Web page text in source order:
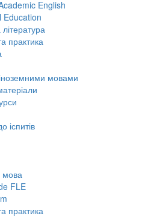
English
Education
практика
мовами
іспитів
мова
FLE
практика